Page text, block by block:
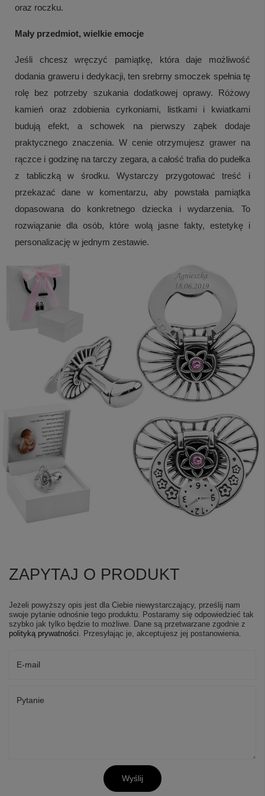
+7
oraz roczku.
Mały przedmiot, wielkie emocje
Jeśli chcesz wręczyć pamiątkę, która daje możliwość
dodania graweru i dedykacji, ten srebrny smoczek spełnia tę
rolę bez potrzeby szukania dodatkowej oprawy. Różowy
kamień oraz zdobienia cyrkoniami, listkami i kwiatkami
budują efekt, a schowek na pierwszy ząbek dodaje
praktycznego znaczenia. W cenie otrzymujesz grawer na
rączce i godzinę na tarczy zegara, a całość trafia do pudełka
z tabliczką w środku. Wystarczy przygotować treść i
przekazać dane w komentarzu, aby powstała pamiątka
dopasowana do konkretnego dziecka i wydarzenia. To
rozwiązanie dla osób, które wolą jasne fakty, estetykę i
personalizację w jednym zestawie.
ZAPYTAJ O PRODUKT
Jeżeli powyższy opis jest dla Ciebie niewystarczający, prześlij nam
swoje pytanie odnośnie tego produktu. Postaramy się odpowiedzieć tak
szybko jak tylko będzie to możliwe. Dane są przetwarzane zgodnie z
polityką prywatności . Przesyłając je, akceptujesz jej postanowienia.
E-mail
Pytanie
Wyślij